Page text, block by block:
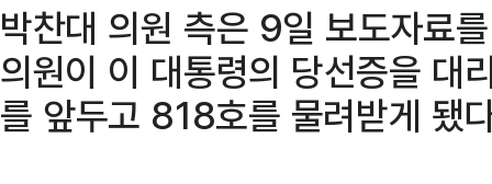
박찬대 의원 측은 9일 보도자료
의원이 이 대통령의 당선증을 대
를 앞두고 818호를 물려받게 됐